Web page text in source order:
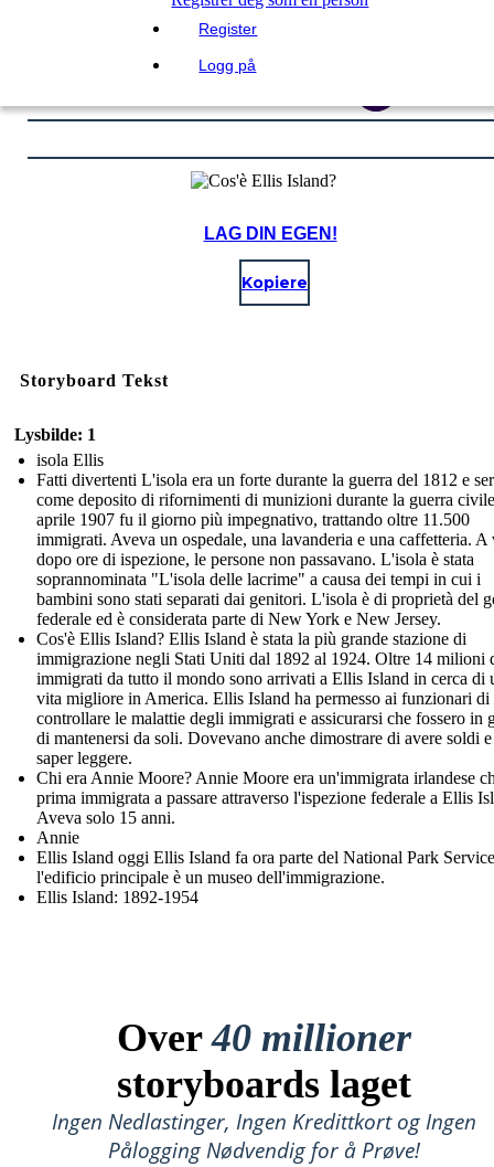
Register
Logg på
LAG DIN EGEN!
Kopiere
Storyboard Tekst
Lysbilde: 1
isola Ellis
Fatti divertenti L'isola era un forte durante la guerra del 1812 e
come deposito di rifornimenti di munizioni durante la guerra
aprile 1907 fu il giorno più impegnativo, trattando oltre 11.500
immigrati. Aveva un ospedale, una lavanderia e una caffetteria. A
dopo ore di ispezione, le persone non passavano. L'isola è stata
soprannominata "L'isola delle lacrime" a causa dei tempi in cui i
bambini sono stati separati dai genitori. L'isola è di proprietà del
federale ed è considerata parte di New York e New Jersey.
Cos'è Ellis Island? Ellis Island è stata la più grande stazione di
immigrazione negli Stati Uniti dal 1892 al 1924. Oltre 14 milioni
immigrati da tutto il mondo sono arrivati a Ellis Island in cerca di
vita migliore in America. Ellis Island ha permesso ai funzionari di
controllare le malattie degli immigrati e assicurarsi che fossero in
di mantenersi da soli. Dovevano anche dimostrare di avere soldi
saper leggere.
Chi era Annie Moore? Annie Moore era un'immigrata irlandese
prima immigrata a passare attraverso l'ispezione federale a Ellis
Aveva solo 15 anni.
Annie
Ellis Island oggi Ellis Island fa ora parte del National Park
l'edificio principale è un museo dell'immigrazione.
Ellis Island: 1892-1954
Over40 millioner
storyboards laget
Ingen Nedlastinger, Ingen Kredittkort og Ingen
Pålogging Nødvendig for å Prøve!